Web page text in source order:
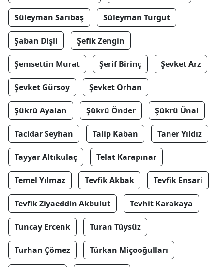
Süleyman Sarıbaş Süleyman Turgut
Şaban Dişli Şefik Zengin
Şemsettin Murat Şerif Birinç Şevket Arz
Şevket Gürsoy Şevket Orhan
Şükrü Ayalan Şükrü Önder Şükrü Ünal
Tacidar Seyhan Talip Kaban Taner Yıldız
Tayyar Altıkulaç Telat Karapınar
Temel Yılmaz Tevfik Akbak Tevfik Ensari
Tevfik Ziyaeddin Akbulut Tevhit Karakaya
Tuncay Ercenk Turan Tüysüz
Turhan Çömez Türkan Miçooğulları